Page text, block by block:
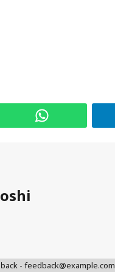
- feedback@example.com